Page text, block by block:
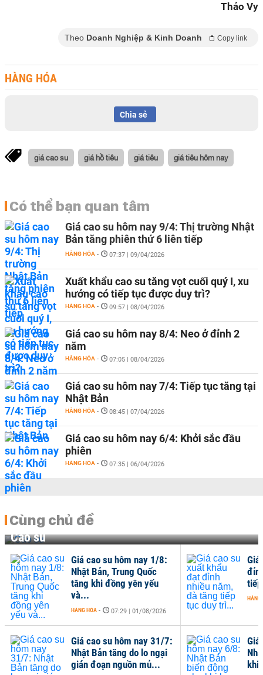
Thảo Vy
Theo Doanh Nghiệp & Kinh Doanh Copy link
HÀNG HÓA
Chia sẻ
giá cao su giá hồ tiêu giá tiêu giá tiêu hôm nay
Có thể bạn quan tâm
Giá cao su hôm nay 9/4: Thị trường Nhật
Bản tăng phiên thứ 6 liên tiếp
HÀNG HÓA - 07:37 | 09/04/2026
Xuất khẩu cao su tăng vọt cuối quý I, xu
hướng có tiếp tục được duy trì?
HÀNG HÓA - 09:57 | 08/04/2026
Giá cao su hôm nay 8/4: Neo ở đỉnh 2
năm
HÀNG HÓA - 07:05 | 08/04/2026
Giá cao su hôm nay 7/4: Tiếp tục tăng tại
Nhật Bản
HÀNG HÓA - 08:45 | 07/04/2026
Giá cao su hôm nay 6/4: Khởi sắc đầu
phiên
HÀNG HÓA - 07:35 | 06/04/2026
Cùng chủ đề
Cao su
khi
Giá cao su hôm nay 1/8:
Nhật Bản, Trung Quốc
tăng khi đồng yên yếu
và...
HÀNG HÓA - 07:29 | 01/08/2026
Giá cao su hôm nay 31/7:
Nhật Bản tăng do lo ngại
gián đoạn nguồn mủ...
Giá
HÀNG